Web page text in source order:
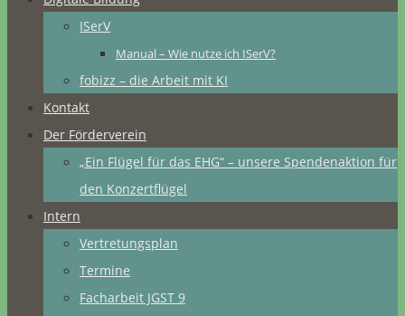
ISerV
Manual – Wie nutze ich ISerV?
fobizz – die Arbeit mit KI
Kontakt
Der Förderverein
„Ein Flügel für das EHG“ – unsere Spendenaktion für
den Konzertflügel
Intern
Vertretungsplan
Termine
Facharbeit JGST 9